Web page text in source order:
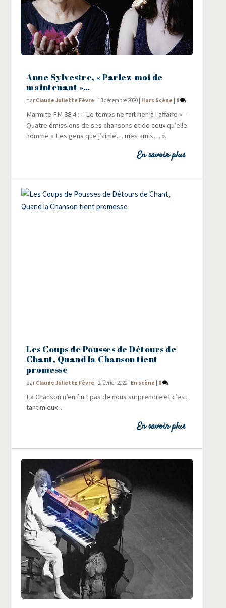
Anne Sylvestre, « Parlez-moi de
maintenant »…
par Claude Juliette Fèvre |13 décembre 2020 Hors Scène 0
Mar­mite FM 88.4 : « Le temps ne fait rien à l’af­faire » –
Quatre émis­sions de ses chan­sons et de ceux qu’elle
nomme « Les gens que j’aime… mes amis… ».
En savoir plus
Les Coups de Pousses de Détours de
Chant, Quand la Chanson tient
promesse
par Claude Juliette Fèvre |2 février 2020 | En scène | 0
La Chan­son n’en finit pas de nous sur­prendre et c’est
tant mieux…
En savoir plus